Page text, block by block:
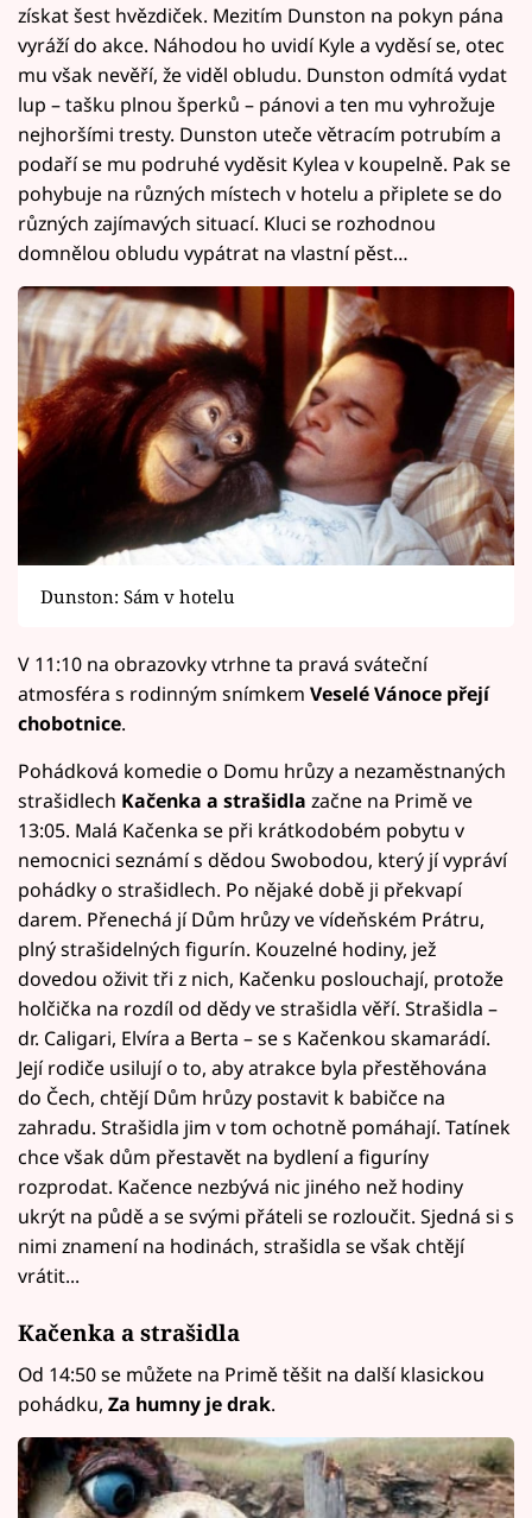
získat šest hvězdiček. Mezitím Dunston na pokyn pána
vyráží do akce. Náhodou ho uvidí Kyle a vyděsí se, otec
mu však nevěří, že viděl obludu. Dunston odmítá vydat
lup – tašku plnou šperků – pánovi a ten mu vyhrožuje
nejhoršími tresty. Dunston uteče větracím potrubím a
podaří se mu podruhé vyděsit Kylea v koupelně. Pak se
pohybuje na různých místech v hotelu a připlete se do
různých zajímavých situací. Kluci se rozhodnou
domnělou obludu vypátrat na vlastní pěst…
Dunston: Sám v hotelu
V 11:10 na obrazovky vtrhne ta pravá sváteční
atmosféra s rodinným snímkem Veselé Vánoce přejí
chobotnice.
Pohádková komedie o Domu hrůzy a nezaměstnaných
strašidlech Kačenka a strašidla začne na Primě ve
13:05. Malá Kačenka se při krátkodobém pobytu v
nemocnici seznámí s dědou Swobodou, který jí vypráví
pohádky o strašidlech. Po nějaké době ji překvapí
darem. Přenechá jí Dům hrůzy ve vídeňském Prátru,
plný strašidelných figurín. Kouzelné hodiny, jež
dovedou oživit tři z nich, Kačenku poslouchají, protože
holčička na rozdíl od dědy ve strašidla věří. Strašidla –
dr. Caligari, Elvíra a Berta – se s Kačenkou skamarádí.
Její rodiče usilují o to, aby atrakce byla přestěhována
do Čech, chtějí Dům hrůzy postavit k babičce na
zahradu. Strašidla jim v tom ochotně pomáhají. Tatínek
chce však dům přestavět na bydlení a figuríny
rozprodat. Kačence nezbývá nic jiného než hodiny
ukrýt na půdě a se svými přáteli se rozloučit. Sjedná si s
nimi znamení na hodinách, strašidla se však chtějí
vrátit...
Kačenka a strašidla
Od 14:50 se můžete na Primě těšit na další klasickou
pohádku, Za humny je drak.